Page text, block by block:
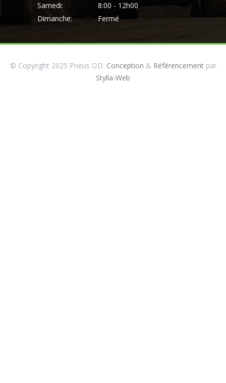
Samedi:
8:00 - 12h00
Dimanche:
Fermé
© Copyright 2025 Pneus DD. Conception & Référencementpar
Stylla-Web